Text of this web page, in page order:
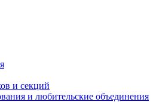
и секций
и любительские объединения